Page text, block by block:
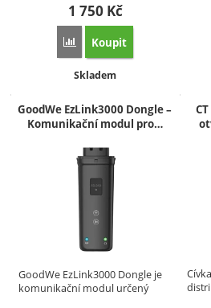
1 750 Kč
Přidat 'GoodWe Ground
Koupit
Dostupnost:
Skladem
GoodWe EzLink3000 Dongle –
Komunikační modul pro…
GoodWe EzLink3000 Dongle je
komunikační modul určený